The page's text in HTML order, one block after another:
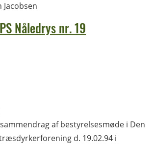
Jacobsen
Nåledrys nr. 19
af bestyrelsesmøde i Den
d. 19.02.94 i